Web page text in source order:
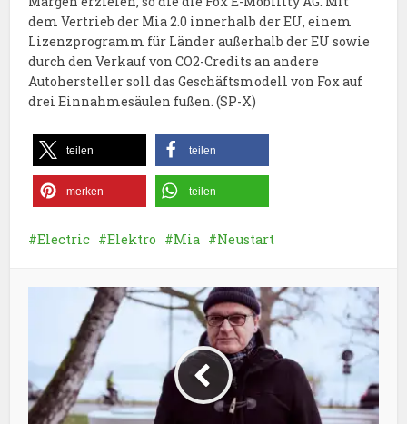
dem Vertrieb der Mia 2.0 innerhalb der EU, einem
Lizenzprogramm für Länder außerhalb der EU sowie
durch den Verkauf von CO2-Credits an andere
Autohersteller soll das Geschäftsmodell von Fox auf
drei Einnahmesäulen fußen. (SP-X)
teilen teilen
merken teilen
Electric Elektro Mia Neustart